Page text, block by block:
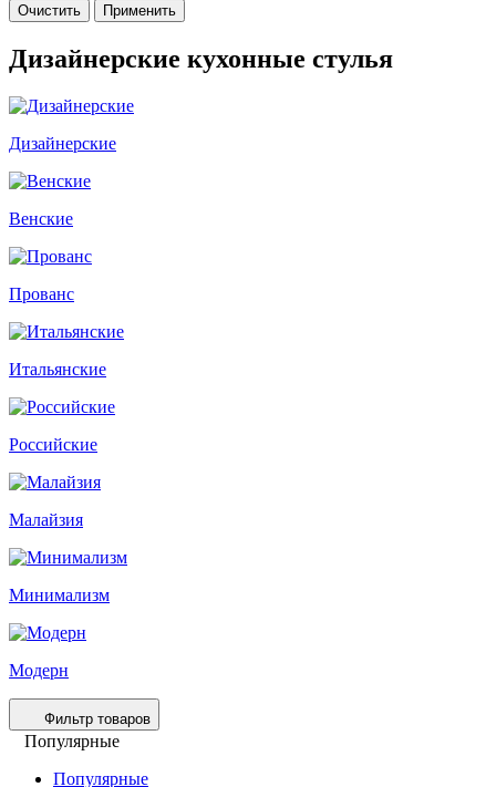
Очистить Применить
Дизайнерские кухонные стулья
Дизайнерские
Венские
Прованс
Итальянские
Российские
Малайзия
Минимализм
Модерн
Фильтр товаров
Популярные
Популярные